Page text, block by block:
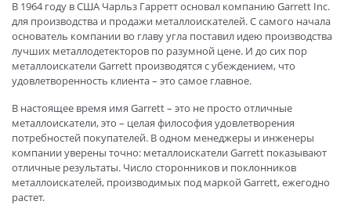
В 1964 году в США Чарльз Гарретт основал компанию Garrett Inc.
для производства и продажи металлоискателей. С самого начала
основатель компании во главу угла поставил идею производства
лучших металлодетекторов по разумной цене. И до сих пор
металлоискатели Garrett производятся с убеждением, что
удовлетворенность клиента – это самое главное.
В настоящее время имя Garrett – это не просто отличные
металлоискатели, это – целая философия удовлетворения
потребностей покупателей. В одном менеджеры и инженеры
компании уверены точно: металлоискатели Garrett показывают
отличные результаты. Число сторонников и поклонников
металлоискателей, производимых под маркой Garrett, ежегодно
растет.